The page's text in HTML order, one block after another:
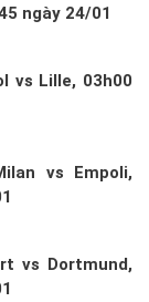
ngày 24/01
vs Lille, 03h00
vs Empoli,
vs Dortmund,